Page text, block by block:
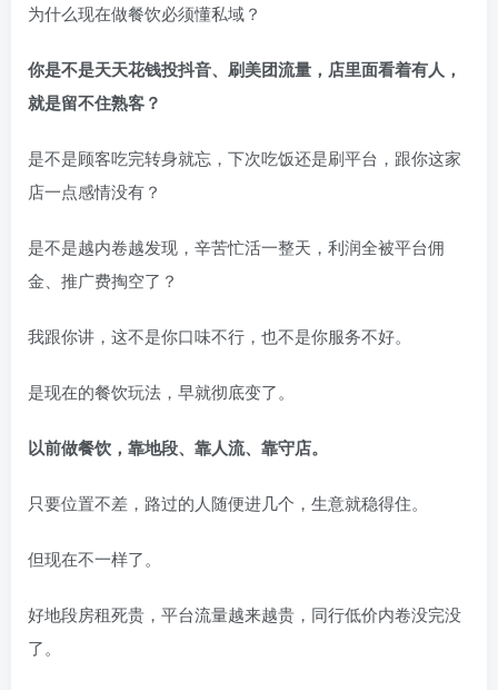
为什么现在做餐饮必须懂私域？
你是不是天天花钱投抖音、刷美团流量，店里面看着有人，
就是留不住熟客？
是不是顾客吃完转身就忘，下次吃饭还是刷平台，跟你这家
店一点感情没有？
是不是越内卷越发现，辛苦忙活一整天，利润全被平台佣
金、推广费掏空了？
我跟你讲，这不是你口味不行，也不是你服务不好。
是现在的餐饮玩法，早就彻底变了。
以前做餐饮，靠地段、靠人流、靠守店。
只要位置不差，路过的人随便进几个，生意就稳得住。
但现在不一样了。
好地段房租死贵，平台流量越来越贵，同行低价内卷没完没
了。